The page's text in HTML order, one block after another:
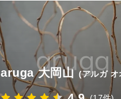
aruga 大岡山 (アルガ オ